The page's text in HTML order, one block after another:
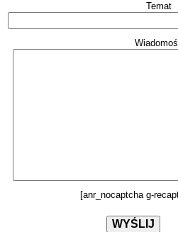
Temat
[anr_nocaptcha g-